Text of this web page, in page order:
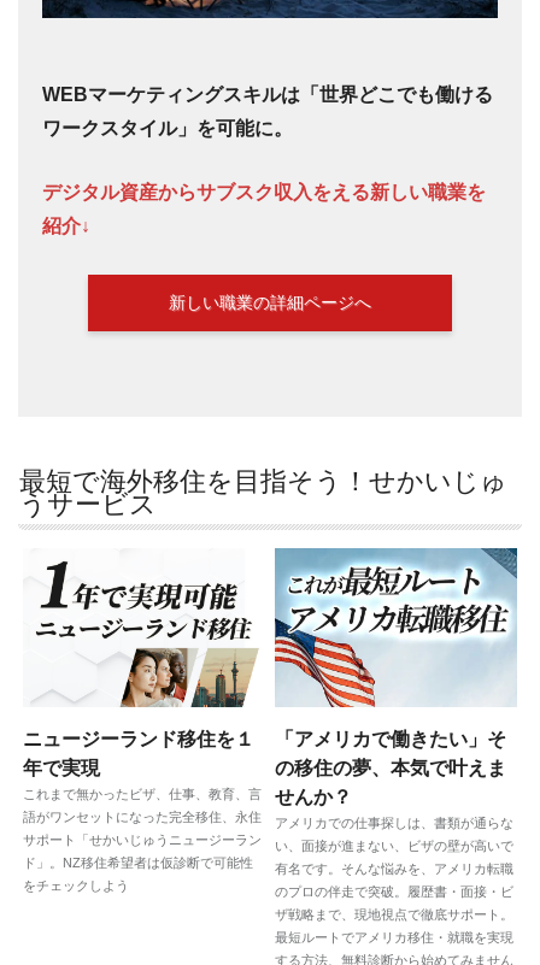
WEBマーケティングスキルは「世界どこでも働ける
ワークスタイル」を可能に。
デジタル資産からサブスク収入をえる新しい職業を
紹介↓
新しい職業の詳細ページへ
最短で海外移住を目指そう！せかいじゅ
うサービス
ニュージーランド移住を１
年で実現
これまで無かったビザ、仕事、教育、言
語がワンセットになった完全移住、永住
サポート「せかいじゅうニュージーラン
ド」。NZ移住希望者は仮診断で可能性
をチェックしよう
「アメリカで働きたい」そ
の移住の夢、本気で叶えま
せんか？
アメリカでの仕事探しは、書類が通らな
い、面接が進まない、ビザの壁が高いで
有名です。そんな悩みを、アメリカ転職
のプロの伴走で突破。履歴書・面接・ビ
ザ戦略まで、現地視点で徹底サポート。
最短ルートでアメリカ移住・就職を実現
する方法、無料診断から始めてみません